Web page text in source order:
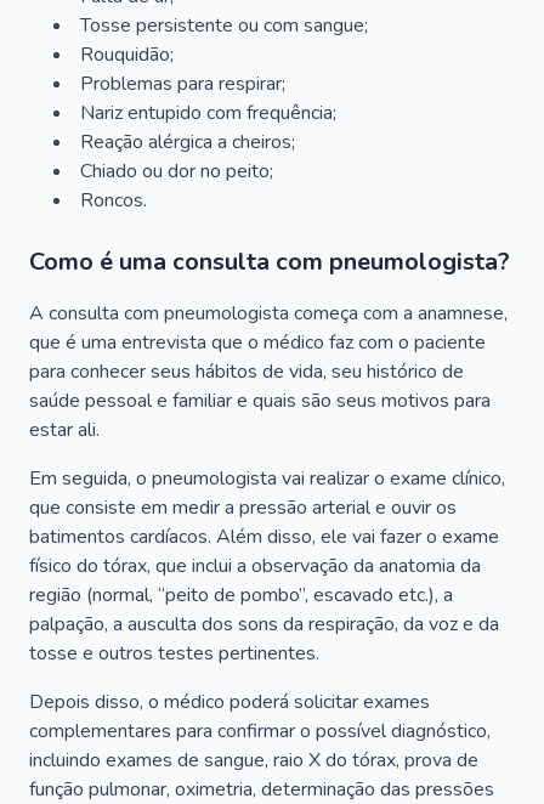
Tosse persistente ou com sangue;
Rouquidão;
Problemas para respirar;
Nariz entupido com frequência;
Reação alérgica a cheiros;
Chiado ou dor no peito;
Roncos.
Como é uma consulta com pneumologista?
A consulta com pneumologista começa com a anamnese,
que é uma entrevista que o médico faz com o paciente
para conhecer seus hábitos de vida, seu histórico de
saúde pessoal e familiar e quais são seus motivos para
estar ali.
Em seguida, o pneumologista vai realizar o exame clínico,
que consiste em medir a pressão arterial e ouvir os
batimentos cardíacos. Além disso, ele vai fazer o exame
físico do tórax, que inclui a observação da anatomia da
região (normal, “peito de pombo”, escavado etc.), a
palpação, a ausculta dos sons da respiração, da voz e da
tosse e outros testes pertinentes.
Depois disso, o médico poderá solicitar exames
complementares para confirmar o possível diagnóstico,
incluindo exames de sangue, raio X do tórax, prova de
função pulmonar, oximetria, determinação das pressões